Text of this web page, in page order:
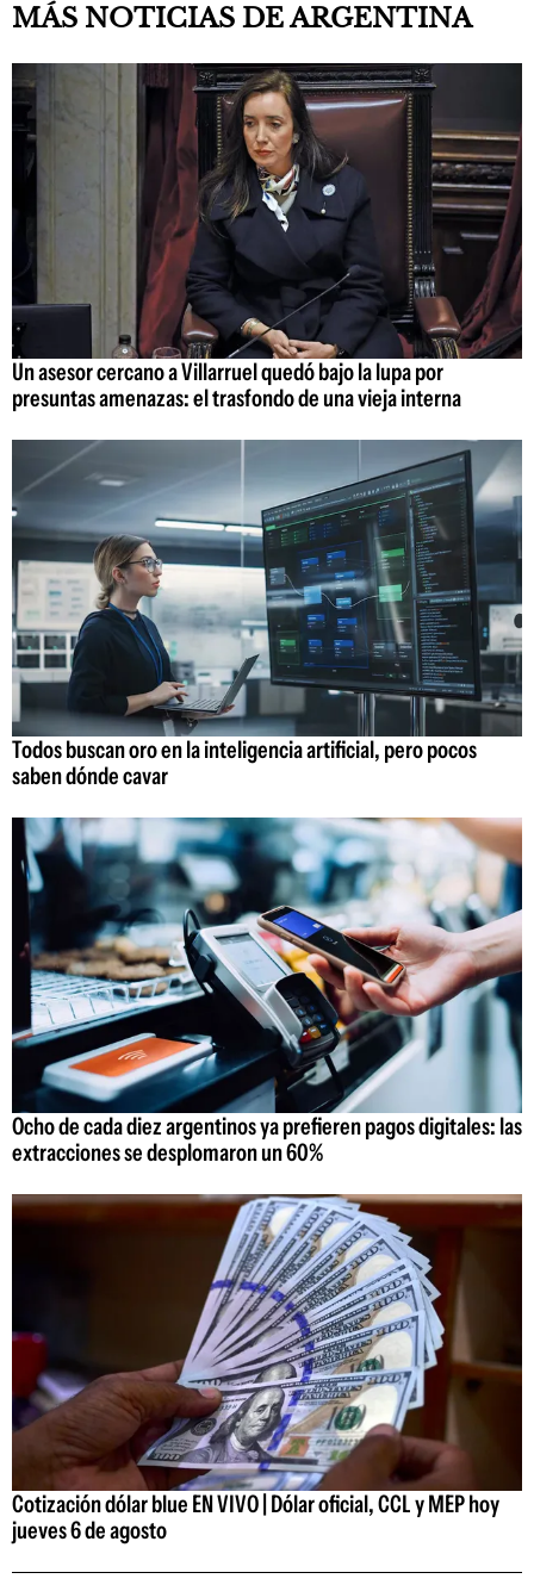
MÁS NOTICIAS DE ARGENTINA
Un asesor cercano a Villarruel quedó bajo la lupa por
presuntas amenazas: el trasfondo de una vieja interna
Todos buscan oro en la inteligencia artificial, pero pocos
saben dónde cavar
Ocho de cada diez argentinos ya prefieren pagos digitales: las
extracciones se desplomaron un 60%
Cotización dólar blue EN VIVO | Dólar oficial, CCL y MEP hoy
jueves 6 de agosto